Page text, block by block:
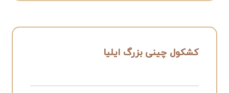
کشکول چینی بزرگ ایلیا